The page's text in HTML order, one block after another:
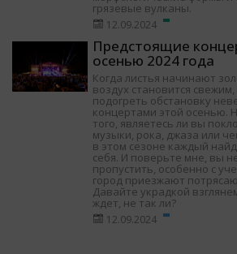
грязевые вулканы.
12.09.2024
Предстоящие
осенью 2024 года
Когда листья начинают
воздух становится свежим,
подогреть обстановку
концертами этой осенью.
того, являетесь ли вы
музыки, рока, джаза или
в этом сезоне каждый
себя. И поверьте мне, вы
пропустить, особенно с
город приезжают
Давайте украдкой
ждет, не так ли?
12.09.2024